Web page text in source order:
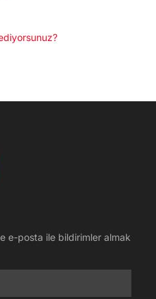
e-posta ile bildirimler almak